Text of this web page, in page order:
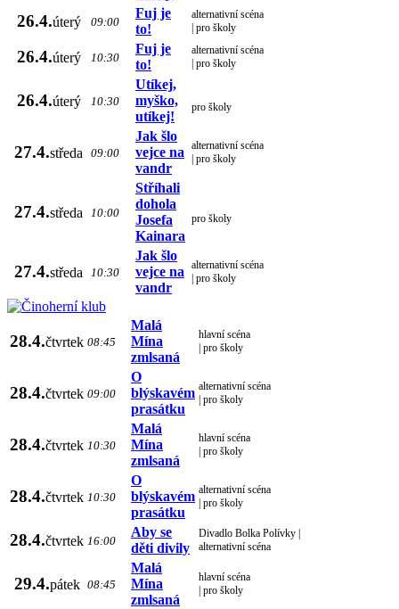
26.4.úterý 09:00
Fuj je
to!
alternativní scéna
| pro školy
26.4.úterý 10:30
Fuj je
to!
alternativní scéna
| pro školy
26.4.úterý 10:30
Utíkej,
myško,
utíkej!
pro školy
27.4.středa 09:00
Jak šlo
vejce na
vandr
alternativní scéna
| pro školy
27.4.středa 10:00
Stříhali
dohola
Josefa
Kainara
pro školy
27.4.středa 10:30
Jak šlo
vejce na
vandr
alternativní scéna
| pro školy
28.4.čtvrtek 08:45
Malá
Mína
zmlsaná
hlavní scéna
| pro školy
28.4.čtvrtek 09:00
O
blýskavém
prasátku
alternativní scéna
| pro školy
28.4.čtvrtek 10:30
Malá
Mína
zmlsaná
hlavní scéna
| pro školy
28.4.čtvrtek 10:30
O
blýskavém
prasátku
alternativní scéna
| pro školy
28.4.čtvrtek 16:00
Aby se
děti divily
Divadlo Bolka Polívky |
alternativní scéna
29.4.pátek 08:45
Malá
Mína
zmlsaná
hlavní scéna
| pro školy